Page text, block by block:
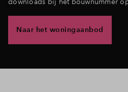
Naar het woningaanbod